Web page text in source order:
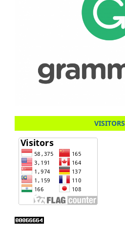
VISITORS